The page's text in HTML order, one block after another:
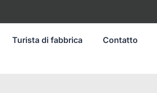
Turista di fabbrica Contatto